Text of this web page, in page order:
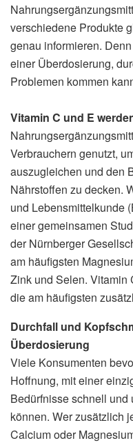
verschiedene Produkte
genau informieren.
einer Überdosierung,
Problemen kommen
Vitamin C und E
Verbrauchern genutzt,
auszugleichen und den
Nährstoffen zu decken.
und Lebensmittelkunde
einer gemeinsamen
der Nürnberger
am häufigsten
Zink und Selen. Vitamin
die am häufigsten
Durchfall und
Überdosierung
Viele Konsumenten
Hoffnung, mit einer
Bedürfnisse schnell
können. Wer zusätzlich
Calcium oder